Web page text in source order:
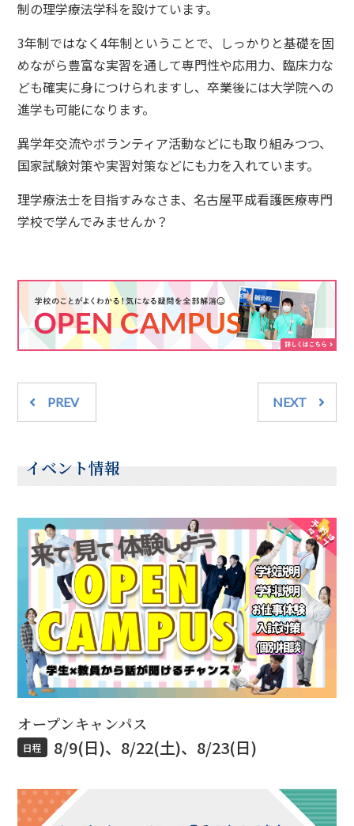
制の理学療法学科を設けています。
3年制ではなく4年制ということで、しっかりと基礎を固
めながら豊富な実習を通して専門性や応用力、臨床力な
ども確実に身につけられますし、卒業後には大学院への
進学も可能になります。
異学年交流やボランティア活動などにも取り組みつつ、
国家試験対策や実習対策などにも力を入れています。
理学療法士を目指すみなさま、名古屋平成看護医療専門
学校で学んでみませんか？
PREV NEXT
イベント情報
オープンキャンパス
日程 8/9(日)、8/22(土)、8/23(日)